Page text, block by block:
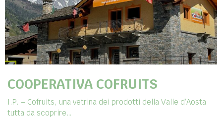
COOPERATIVA COFRUITS
I.P. – Cofruits, una vetrina dei prodotti della Valle d’Aosta
tutta da scoprire…